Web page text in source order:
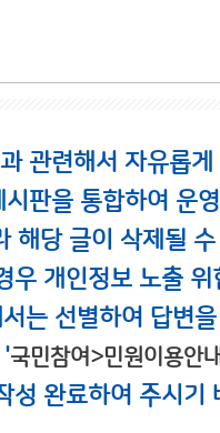
관련해서 자유롭
판을 통합하여 운
해당 글이 삭제될
개인정보 노출
는 선별하여 답변
'국민참여>민원이용안내
성 완료하여 주시기